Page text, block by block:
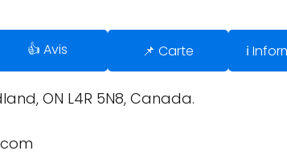
👍 Avis 📌 Carte ℹ️
ON L4R 5N8, Canada.